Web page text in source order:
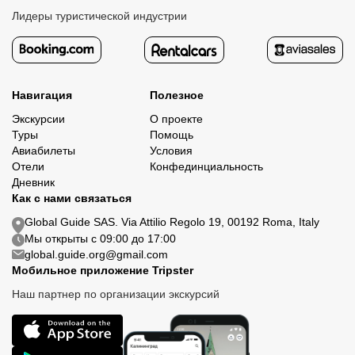
Лидеры туристической индустрии
Навигация
Экскурсии
Туры
Авиабилеты
Отели
Дневник
Полезное
О проекте
Помощь
Условия
Конфединциальность
Как с нами связаться
Global Guide SAS. Via Attilio Regolo 19, 00192 Roma, Italy
Мы открыты с 09:00 до 17:00
global.guide.org@gmail.com
Мобильное приложение Tripster
Наш партнер по организации экскурсий